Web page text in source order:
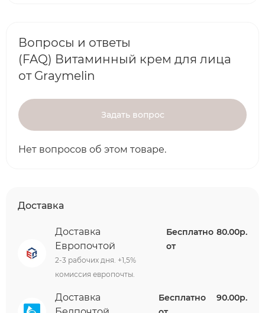
Вопросы и ответы
(FAQ) Витаминный крем для лица
от Graymelin
Задать вопрос
Нет вопросов об этом товаре.
Доставка
Доставка
Европочтой
2-3 рабочих дня. +1,5%
комиссия европочты.
Бесплатно
от
80.00р.
Доставка
Бесплатно
90.00р.